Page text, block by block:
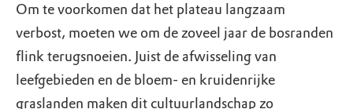
Om te voorkomen dat het plateau langzaam
verbost, moeten we om de zoveel jaar de bosranden
flink terugsnoeien. Juist de afwisseling van
leefgebieden en de bloem- en kruidenrijke
graslanden maken dit cultuurlandschap zo